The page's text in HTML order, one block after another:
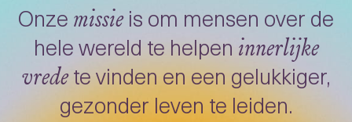
Onze missieis om mensen over de
hele wereld te helpen innerlijke
vredete vinden en een gelukkiger,
gezonder leven te leiden.